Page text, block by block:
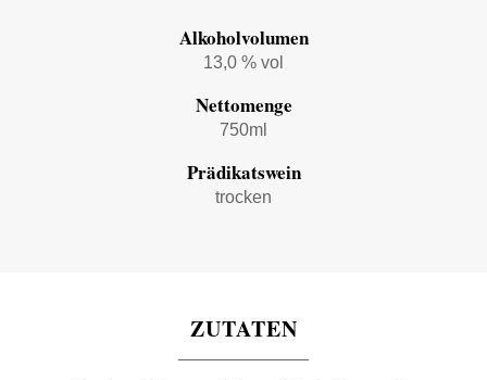
Alkoholvolumen
13,0 % vol
Nettomenge
750ml
Prädikatswein
trocken
ZUTATEN